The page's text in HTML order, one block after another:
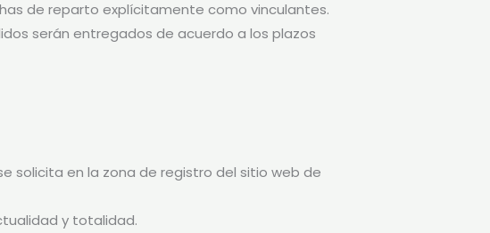
de reparto explícitamente como vinculantes.
serán entregados de acuerdo a los plazos
solicita en la zona de registro del sitio web de
y totalidad.